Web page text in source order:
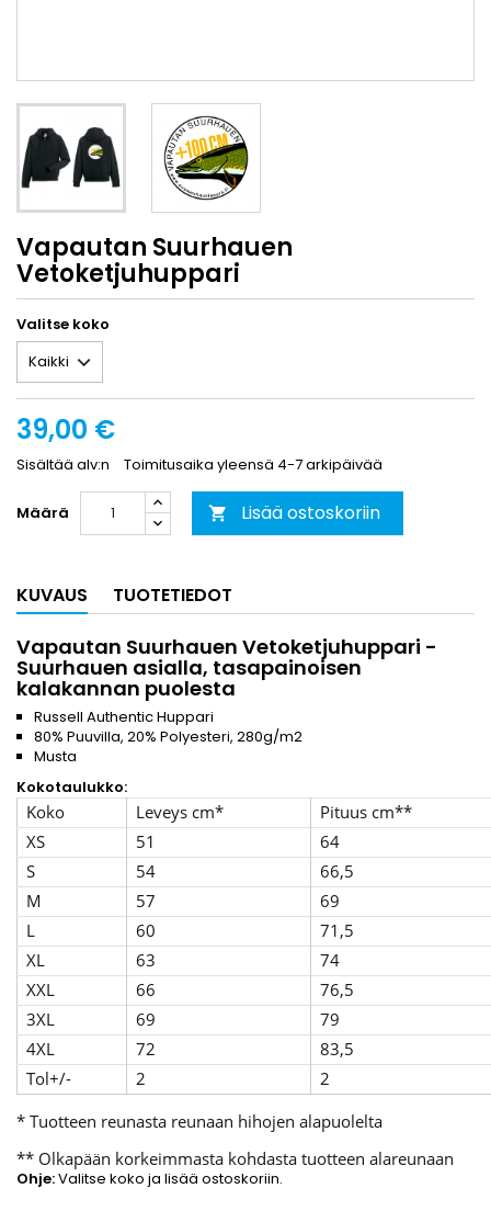
Vapautan Suurhauen
Vetoketjuhuppari
Valitse koko
39,00 €
Sisältää alv:n Toimitusaika yleensä 4-7 arkipäivää
Määrä  Lisää ostoskoriin
KUVAUS TUOTETIEDOT
Vapautan Suurhauen Vetoketjuhuppari -
Suurhauen asialla, tasapainoisen
kalakannan puolesta
Russell Authentic Huppari
80% Puuvilla, 20% Polyesteri, 280g/m2
Musta
Kokotaulukko:
Koko Leveys cm*
Pituus cm**
XS
51
64
S
54
66,5
M
57
69
L
60
71,5
XL
63
74
XXL
66
76,5
3XL
69
79
4XL
72
83,5
Tol+/-
2
2
* Tuotteen reunasta reunaan hihojen alapuolelta
** Olkapään korkeimmasta kohdasta tuotteen alareunaan
Ohje:Valitse koko ja lisää ostoskoriin.